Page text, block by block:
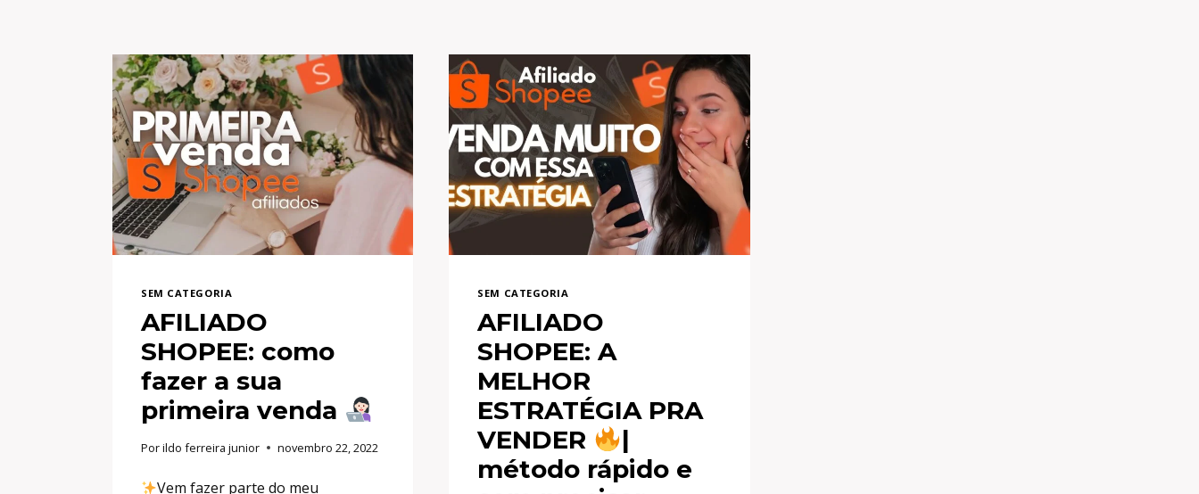
SEM CATEGORIA
AFILIADO
SHOPEE: como
fazer a sua
primeira venda
Porildo ferreira junior novembro 22, 2022
Vem fazer parte do meu
SEM CATEGORIA
AFILIADO
SHOPEE: A
MELHOR
ESTRATÉGIA PRA
VENDER
|
método rápido e